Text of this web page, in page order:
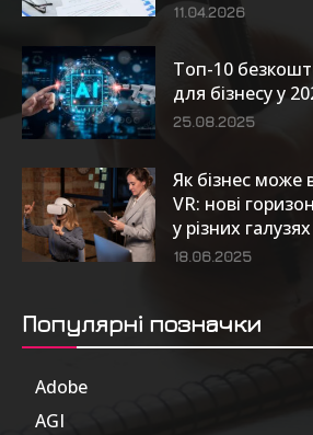
11.04.2026
Топ-10
для бізнесу у
25.08.2025
Як бізнес може
VR: нові
у різних галузях
18.06.2025
Популярні позначки
Adobe
AGI